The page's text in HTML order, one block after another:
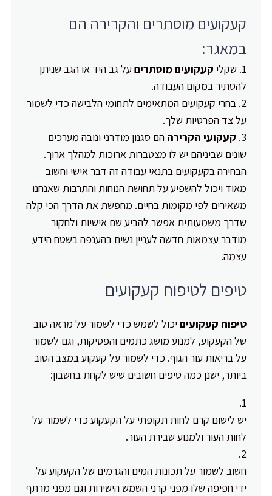
קעקועים מוסתרים והקרירה הם
במאגר:
שקלי קעקועים מוסתריםעל גב היד או הגב שניתן
להסתיר במקום העבודה.
בחרי קעקועים המתאימים לתחומי הלבישה כדי לשמור
על צד הפרטיות שלך.
קעקועי הקרירה הם סגנון מודרני ונובה מערכים
שונים שביניהם יש לו מצטברות ארוכות למהלך ארוך.
הבחירה בקעקועים בתנאי עבודה זה דבר אישי וחשוב
מאוד ויכול להשפיע על תחושת הנוחות והתרבות שאנחנו
משאירים לפי מקומות בחיים. מחפשת את הדרך הכי קלה
שדרך משמעותית אפשר להביע שם אישיות ולחקור
מודבר עצמאות חדשה לעניין נשים בהענפה בשטח הידע
עצמה.
טיפים לטיפוח קעקועים
טיפוח קעקועיםיכול לשמש כדי לשמור על מראה טוב
של הקעקוע, למנוע מושג כתמים והפסיקות, וגם לשמור
על בריאות עור הגוף. כדי לשמור על קעקוע במצב הטוב
ביותר, ישנן כמה טיפים חשובים שיש לקחת בחשבון:
יש לישום קרם לחות תקופתי על הקעקוע כדי לשמור על
לחות העור ולמנוע שבירת העור.
חשוב לשמור על תכונות המים והגרמים של הקעקוע על
ידי חפיפה שלו מפני קרני השמש הישירות וגם מפני מרתף